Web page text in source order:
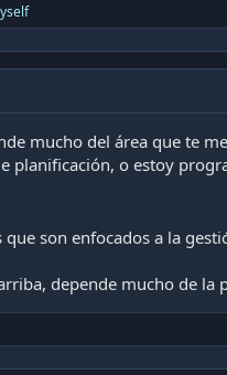
mucho del área que te
planificación, o estoy
son enfocados a la
depende mucho de